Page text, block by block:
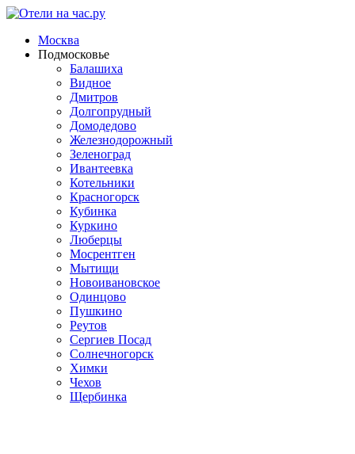
Москва
Подмосковье
Балашиха
Видное
Дмитров
Долгопрудный
Домодедово
Железнодорожный
Зеленоград
Ивантеевка
Котельники
Красногорск
Кубинка
Куркино
Люберцы
Мосрентген
Мытищи
Новоивановское
Одинцово
Пушкино
Реутов
Сергиев Посад
Солнечногорск
Химки
Чехов
Щербинка